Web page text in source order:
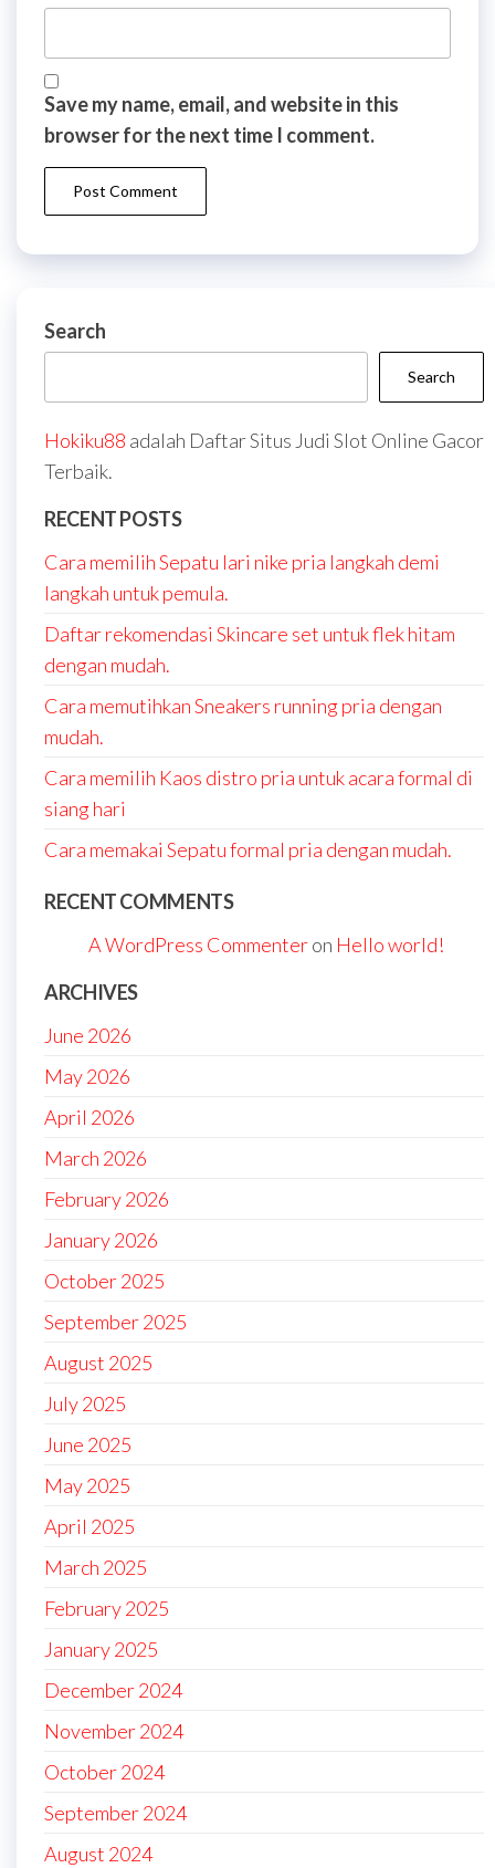
Save my name, email, and website in this
browser for the next time I comment.
Search
Search
Hokiku88 adalah Daftar Situs Judi Slot Online Gacor
Terbaik.
RECENT POSTS
Cara memilih Sepatu lari nike pria langkah demi
langkah untuk pemula.
Daftar rekomendasi Skincare set untuk flek hitam
dengan mudah.
Cara memutihkan Sneakers running pria dengan
mudah.
Cara memilih Kaos distro pria untuk acara formal di
siang hari
Cara memakai Sepatu formal pria dengan mudah.
RECENT COMMENTS
A WordPress Commenteron Hello world!
ARCHIVES
June 2026
May 2026
April 2026
March 2026
February 2026
January 2026
October 2025
September 2025
August 2025
July 2025
June 2025
May 2025
April 2025
March 2025
February 2025
January 2025
December 2024
November 2024
October 2024
September 2024
August 2024